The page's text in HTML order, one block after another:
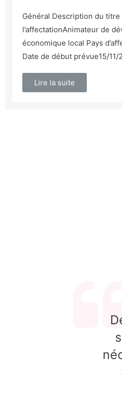
Général Description du titre
l’affectationAnimateur de
économique local Pays
Date de début prévue15/11/
Lire la suite